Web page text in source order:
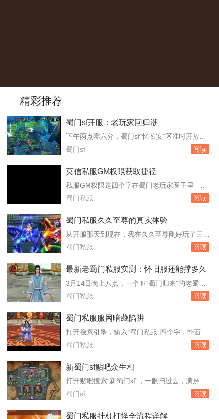
精彩推荐
蜀门sf开服：老玩家回归潮
下午两点零六分，蜀门sf“忆长安”区准时开放。
注册人数在开服前三天就突破了八千，但真正让
是挤爆了登录队列。频道里有人刷屏喊“进不
面。服务器里，成都城门口早已密密麻麻站满了
拿新手剑的玩家，木桩旁刷出金色伤害数字的速
蜀门sf 阅读
莫信私服GM权限获取捷径
私服GM权限这四个字在蜀门老玩家圈子里，隔
一阵就会冒出来一次。有人发帖卖教程，有人晒
号“拿”了。这些消息看多了，难免有人动心，想
性。但冷静下来看，所谓获取GM权限的路子，
十有八九是骗局，剩下那一点，踩进去就是刑事
蜀门私服 阅读
蜀门私服久久至尊的真实体验
从开服那天到现在，我在久久至尊刚好玩了三个
月。账号里那个峨眉角色停在九十三级，装备是
三，镶嵌的石头全是五级。之所以选这个服，是
看，晚上八点成都城摆摊的玩家把路堵得严严实
实，飞剑坐骑的光效几乎盖住了地面。这种热闹
蜀门私服 阅读
最新老蜀门私服实测：怀旧服还能撑多久
3月14日晚上八点，一个叫“蜀门归来”的老蜀门
私服无声无息地开服了。没有官网公告，没有广
一时间挤进去，发现服务器列表里已经排了三百
年。玩了一周，我把它当成一个活样本，想看看
这款快二十年的游戏，换了私服运营后到底还
蜀门私服 阅读
蜀门私服服网暗藏陷阱
打开搜索引擎，输入“蜀门私服”四个字，扑面而
来的是大量标榜“独家版本”“无限元宝”“上线满
甚至直接盗用官方标识，让人难以分辨。它们便
业。许多玩家在这里不仅没体验到游戏乐趣，反
而掉了账号，丢了钱财。私服的架设并不复
蜀门私服 阅读
新蜀门sf贴吧众生相
打开贴吧搜索“新蜀门sf”，一眼扫过去，满屏
的“开服”“版本”“老玩家回归”。这个吧不长不短的
沉在底部长着青苔，但每天仍有新帖冒出来，像
蜀门sf 阅读
蜀门私服挂机打怪全流程详解